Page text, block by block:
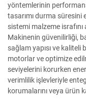
yöntemlerinin
tasarımı durma süresini
sistemi malzeme
Makinenin güvenilirliği,
sağlam yapısı ve kaliteli
motorlar ve optimize
seviyelerini korurken
verimlilik işlevleriyle
korumalarını veya ürün